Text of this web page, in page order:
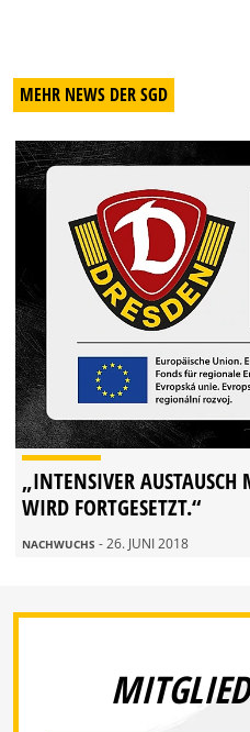
MEHR NEWS DER SGD
„INTENSIVER
WIRD FORTGESETZT.“
NACHWUCHS - 26. JUNI 2018